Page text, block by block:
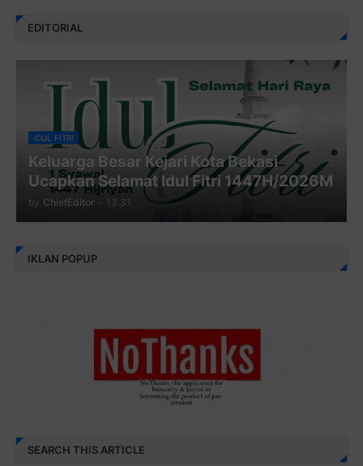
EDITORIAL
IDUL FITRI
Keluarga Besar Kejari Kota Bekasi
Ucapkan Selamat Idul Fitri 1447H/2026M
by ChiefEditor - 13.31
IKLAN POPUP
SEARCH THIS ARTICLE